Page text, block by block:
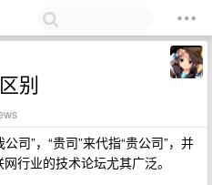
别
司”，“贵司”来代指“贵公司”，并
行业的技术论坛尤其广泛。